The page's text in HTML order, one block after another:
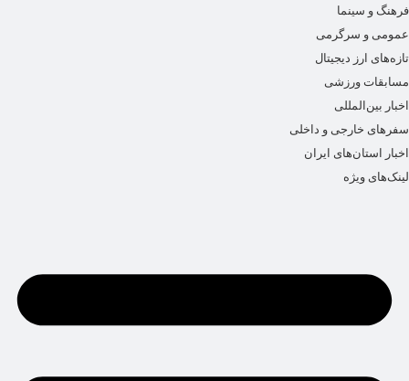
فرهنگ و سینما
عمومی و سرگرمی
تازه‌های ارز دیجیتال
مسابقات ورزشی
اخبار بین‌المللی
سفرهای خارجی و داخلی
اخبار استان‌های ایران
لینک‌های ویژه